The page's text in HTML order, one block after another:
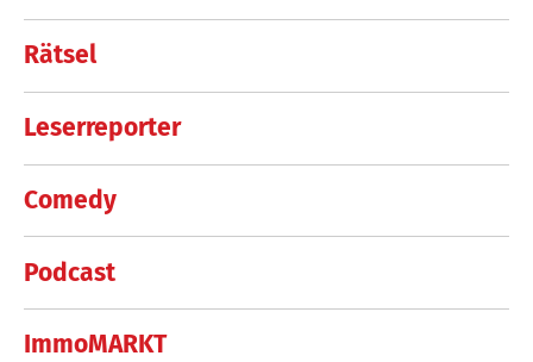
Rätsel
Leserreporter
Comedy
Podcast
ImmoMARKT